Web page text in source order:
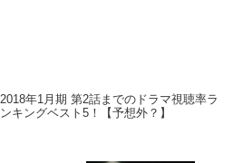
2018年1月期 第2話までのドラマ視聴率ラ
ンキングベスト5！【予想外？】